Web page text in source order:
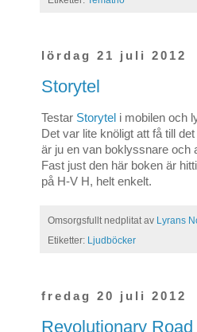
lördag 21 juli 2012
Storytel
Testar Storytel i mobilen och
Det var lite knöligt att få till
är ju en van boklyssnare och
Fast just den här boken är
på H-V H, helt enkelt.
Omsorgsfullt nedplitat av Lyrans
Etiketter: Ljudböcker
fredag 20 juli 2012
Revolutionary Road